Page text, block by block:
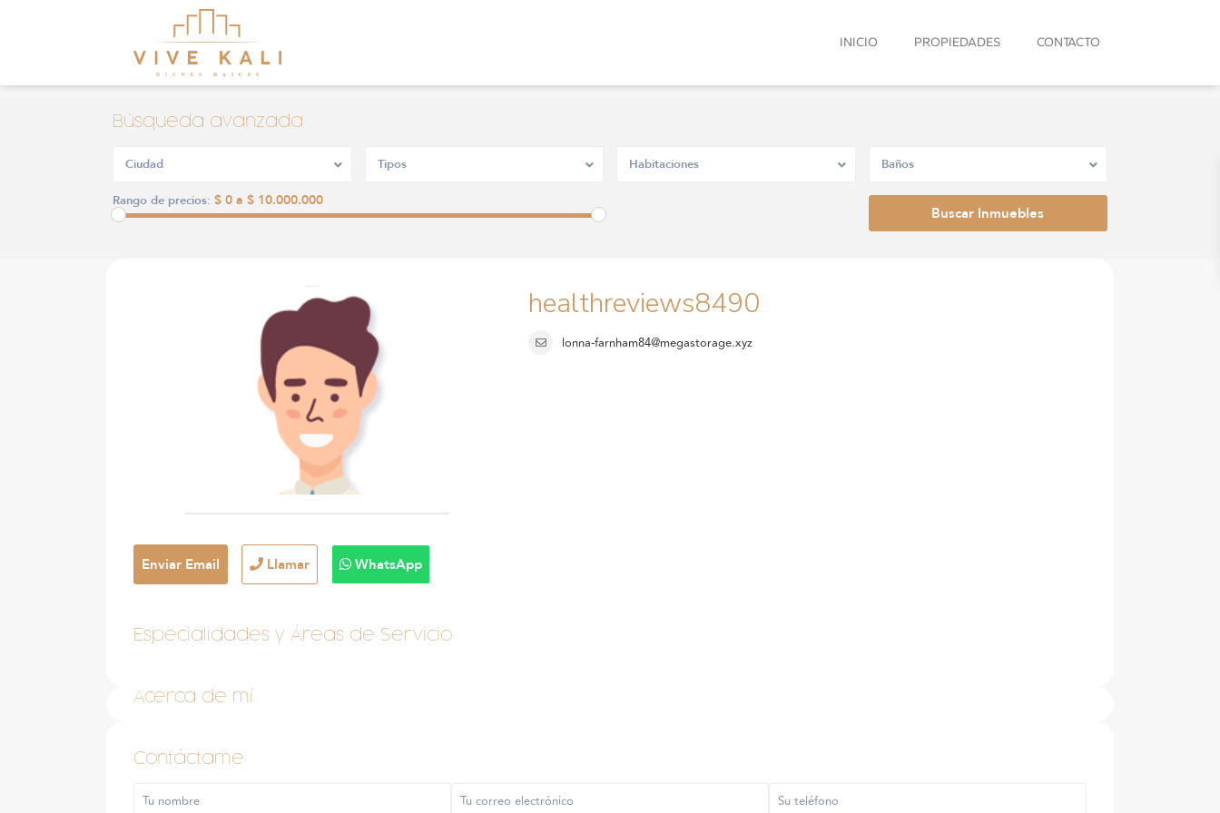
INICIO PROPIEDADES CONTACTO
Búsqueda avanzada
Ciudad Tipos Habitaciones Baños
Rango de precios: $ 0 a $ 10.000.000
healthreviews8490
lonna-farnham84@megastorage.xyz
Enviar Email Llamar WhatsApp
Especialidades y Áreas de Servicio
Acerca de mí
Contáctame